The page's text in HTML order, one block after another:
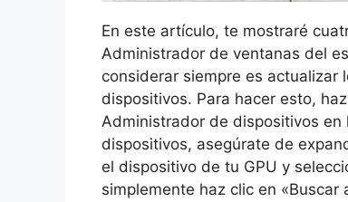
En este artículo, te mostraré
Administrador de ventanas del
considerar siempre es
dispositivos. Para hacer esto,
Administrador de dispositivos
dispositivos, asegúrate de
el dispositivo de tu GPU y
simplemente haz clic en